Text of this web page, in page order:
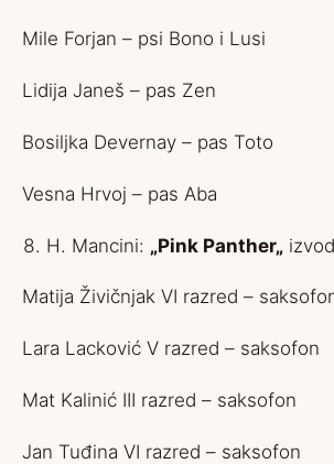
Mile Forjan – psi Bono i Lusi
Lidija Janeš – pas Zen
Bosiljka Devernay – pas Toto
Vesna Hrvoj – pas Aba
H. Mancini: „Pink Panther„
Matija Živičnjak VI razred –
Lara Lacković V razred – saksofon
Mat Kalinić III razred – saksofon
Jan Tuđina VI razred – saksofon